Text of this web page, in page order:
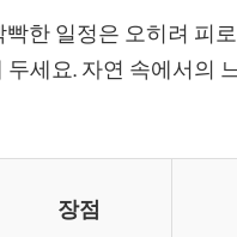
한 일정은 오히려 피
세요. 자연 속에서의
장점